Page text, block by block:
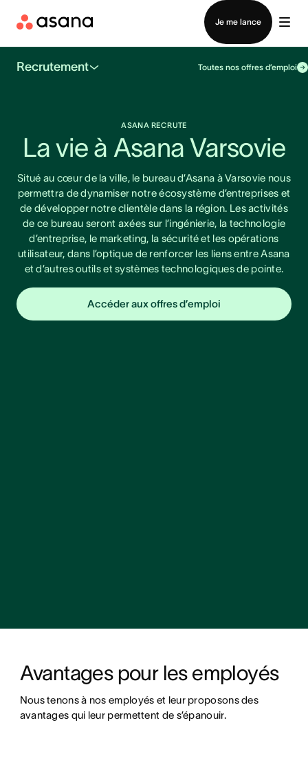
Je me lance
Contacter le service commercial
Recrutement Toutes nos offres d’emploi
ASANA RECRUTE
La vie à Asana Varsovie
Situé au cœur de la ville, le bureau d’Asana à Varsovie nous
permettra de dynamiser notre écosystème d’entreprises et
de développer notre clientèle dans la région. Les activités
de ce bureau seront axées sur l’ingénierie, la technologie
d’entreprise, le marketing, la sécurité et les opérations
utilisateur, dans l’optique de renforcer les liens entre Asana
et d’autres outils et systèmes technologiques de pointe.
Accéder aux offres d’emploi
Avantages pour les employés
Nous tenons à nos employés et leur proposons des
avantages qui leur permettent de s’épanouir.